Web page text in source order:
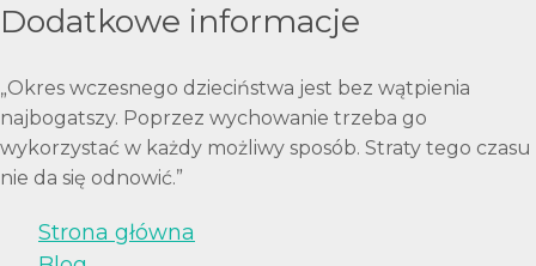
Dodatkowe informacje
„Okres wczesnego dzieciństwa jest bez wątpienia
najbogatszy. Poprzez wychowanie trzeba go
wykorzystać w każdy możliwy sposób. Straty tego czasu
nie da się odnowić.”
Strona główna